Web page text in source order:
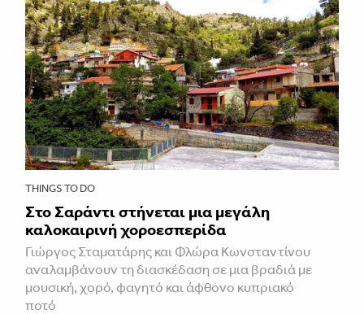
THINGS TO DO
Στο Σαράντι στήνεται μια μεγάλη
καλοκαιρινή χοροεσπερίδα
Γιώργος Σταματάρης και Φλώρα Κωνσταντίνου
αναλαμβάνουν τη διασκέδαση σε μια βραδιά με
μουσική, χορό, φαγητό και άφθονο κυπριακό
ποτό